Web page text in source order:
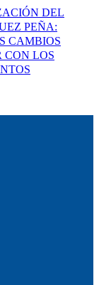
DEL
PEÑA:
CAMBIOS
CON LOS